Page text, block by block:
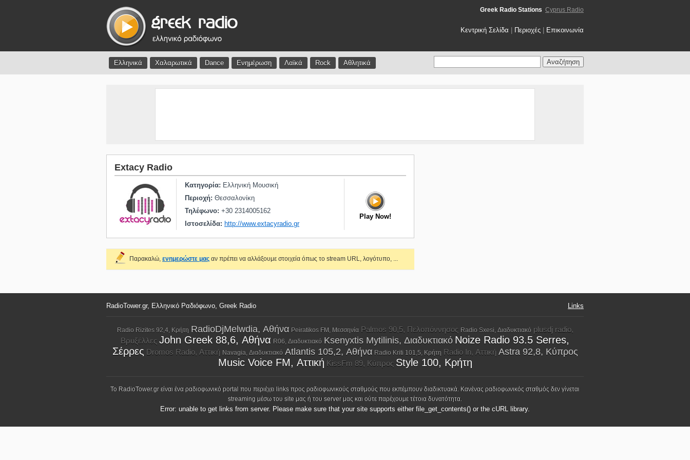
Greek Radio Stations Cyprus Radio
Κεντρική Σελίδα Περιοχές Επικοινωνία
Ελληνικά Χαλαρωτικά Dance Ενημέρωση Λαϊκά Rock Αθλητικά
Extacy Radio
Κατηγορία: Ελληνική Μουσική
Περιοχή: Θεσσαλονίκη
Τηλέφωνο: +30 2314005162
Ιστοσελίδα: http://www.extacyradio.gr
Play Now!
Παρακαλώ, ενημερώστε μας αν πρέπει να αλλάξουμε στοιχεία όπως το stream URL, λογότυπο, ...
RadioTower.gr, Ελληνικό Ραδιόφωνο, Greek Radio Links
Radio Rizites 92,4, Κρήτη RadioDjMelwdia, Αθήνα Peiratikos FM, Μεσσηνία Palmos 90,5, Πελοπόννησος Radio Sxesi, Διαδυκτιακό plusdj radio,
Βρυξέλλες John Greek 88,6, Αθήνα R06, Διαδυκτιακό Ksenyxtis Mytilinis, Διαδυκτιακό Noize Radio 93.5 Serres,
Σέρρες Dromos Radio, Αττική Navagia, Διαδυκτιακό Atlantis 105,2, Αθήνα Radio Kriti 101,5, Κρήτη Radio In, Αττική Astra 92,8, Κύπρος
Music Voice FM, Αττική KissFm 89, Κύπρος Style 100, Κρήτη
Το RadioTower.gr είναι ένα ραδιοφωνικό portal που περιέχει links προς ραδιοφωνικούς σταθμούς που εκπέμπουν διαδικτυακά. Κανένας ραδιοφωνικός σταθμός δεν γίνεται
streaming μέσω του site μας ή του server μας και ούτε παρέχουμε τέτοια δυνατότητα.
Error: unable to get links from server. Please make sure that your site supports either file_get_contents() or the cURL library.